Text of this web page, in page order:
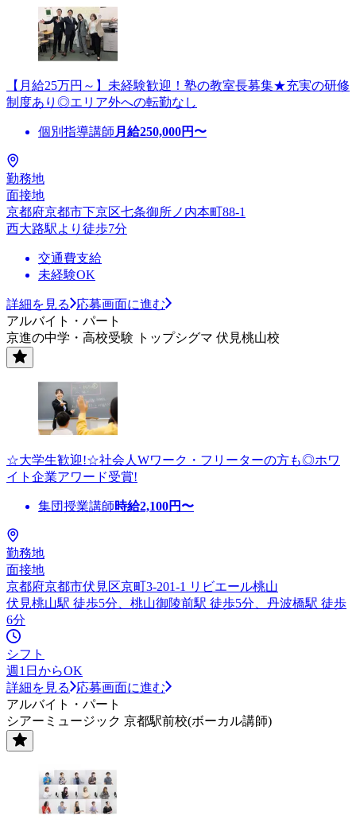
【月給25万円～】未経験歓迎！塾の教室長募集★充実の研修
制度あり◎エリア外への転勤なし
個別指導講師 月給250,000円〜
勤務地
面接地
京都府京都市下京区七条御所ノ内本町88-1
西大路駅より徒歩7分
交通費支給
未経験OK
詳細を見る
応募画面に進む
アルバイト・パート
京進の中学・高校受験 トップシグマ 伏見桃山校
☆大学生歓迎!☆社会人Wワーク・フリーターの方も◎ホワ
イト企業アワード受賞!
集団授業講師時給2,100円〜
勤務地
面接地
京都府京都市伏見区京町3-201-1 リビエール桃山
伏見桃山駅 徒歩5分、桃山御陵前駅 徒歩5分、丹波橋駅 徒歩
6分
シフト
週1日からOK
詳細を見る
応募画面に進む
アルバイト・パート
シアーミュージック 京都駅前校(ボーカル講師)